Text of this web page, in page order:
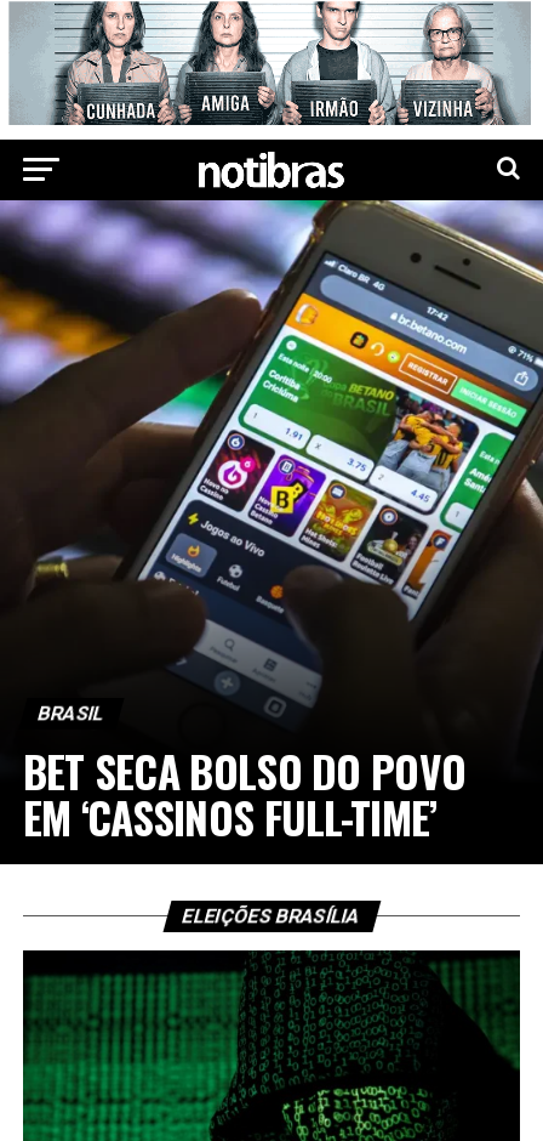
BRASIL
BET SECA BOLSO DO POVO
EM ‘CASSINOS FULL-TIME’
ELEIÇÕES BRASÍLIA